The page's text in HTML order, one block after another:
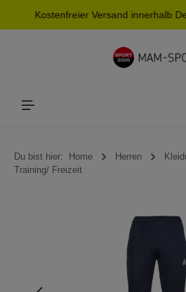
springen
Kostenfreier Versand innerhalb
Du bist hier: Home Herren
Training/ Freizeit
Bildergalerie überspringen